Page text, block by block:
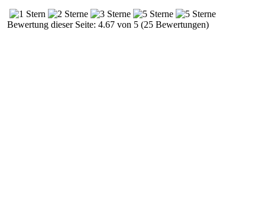
Bewertung dieser Seite: 4.67 von 5 (25 Bewertungen)